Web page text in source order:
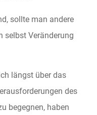
sollte man andere
selbst Veränderung
längst über das
des
begegnen, haben